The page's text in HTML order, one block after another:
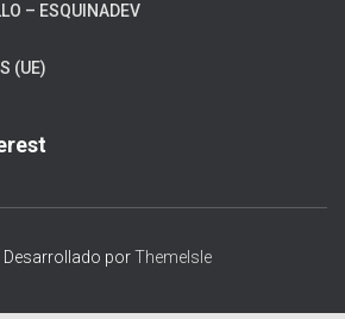
– ESQUINADEV
(UE)
Desarrollado porThemeIsle